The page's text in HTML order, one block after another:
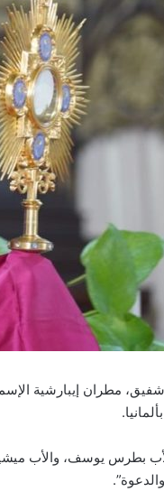
شفيق، مطران إيبارشية
بطرس يوسف، والأب